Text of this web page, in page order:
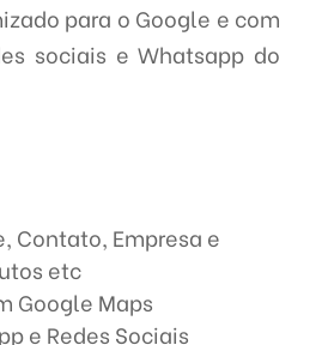
para o Google e com
sociais e Whatsapp do
Contato, Empresa e
etc
Google Maps
e Redes Sociais